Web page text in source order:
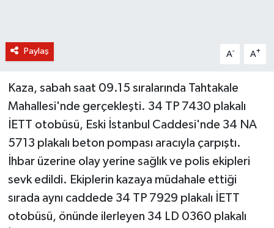
Paylaş A- A+
Kaza, sabah saat 09.15 sıralarında Tahtakale
Mahallesi'nde gerçekleşti. 34 TP 7430 plakalı
İETT otobüsü, Eski İstanbul Caddesi'nde 34 NA
5713 plakalı beton pompası aracıyla çarpıştı.
İhbar üzerine olay yerine sağlık ve polis ekipleri
sevk edildi. Ekiplerin kazaya müdahale ettiği
sırada aynı caddede 34 TP 7929 plakalı İETT
otobüsü, önünde ilerleyen 34 LD 0360 plakalı